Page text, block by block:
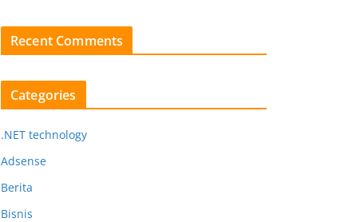
Recent Comments
Categories
.NET technology
Adsense
Berita
Bisnis